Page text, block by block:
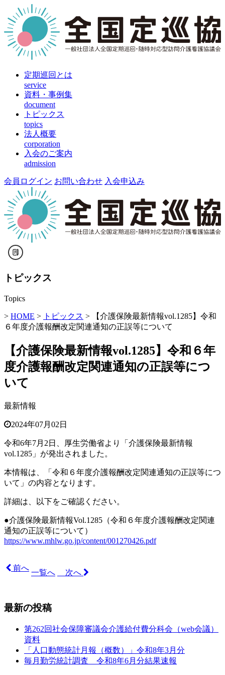
定期巡回とは
service
資料・事例集
document
トピックス
topics
法人概要
corporation
入会のご案内
admission
会員ログイン お問い合わせ 入会申込み
トピックス
Topics
> HOME > トピックス > 【介護保険最新情報vol.1285】令和
６年度介護報酬改定関連通知の正誤等について
【介護保険最新情報vol.1285】令和６年
度介護報酬改定関連通知の正誤等につ
いて
最新情報
2024年07月02日
令和6年7月2日、厚生労働省より「介護保険最新情報
vol.1285 」が発出されました。
本情報は、「令和６年度介護報酬改定関連通知の正誤等につ
いて」の内容となります。
詳細は、以下をご確認ください。
●介護保険最新情報Vol.1285（令和６年度介護報酬改定関連
通知の正誤等について）
https://www.mhlw.go.jp/content/001270426.pdf
前へ
一覧へ 次へ
最新の投稿
第262回社会保障審議会介護給付費分科会（web会議）
資料
「人口動態統計月報（概数）」令和8年3月分
毎月勤労統計調査 令和8年6月分結果速報